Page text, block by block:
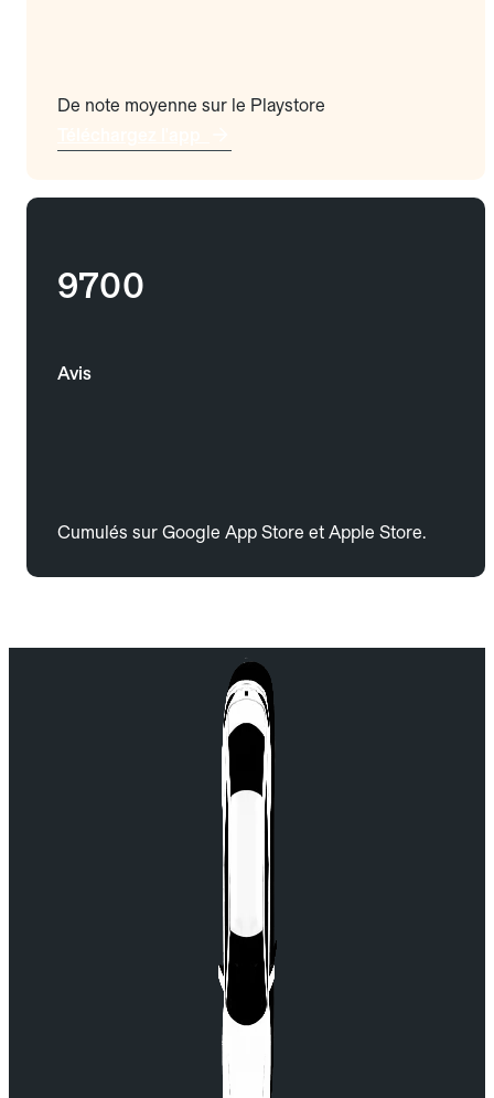
De note moyenne sur le Playstore
9700
Avis
Cumulés sur Google App Store et Apple Store.